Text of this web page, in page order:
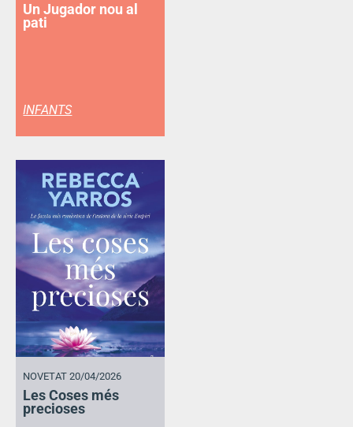
Un Jugador nou al
pati
INFANTS
NOVETAT 20/04/2026
Les Coses més
precioses